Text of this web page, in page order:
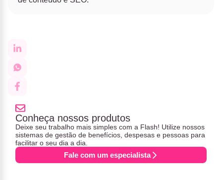
Conheça nossos produtos
Deixe seu trabalho mais simples com a Flash! Utilize nossos
sistemas de gestão de benefícios, despesas e pessoas para
facilitar o seu dia a dia.
Fale com um especialista